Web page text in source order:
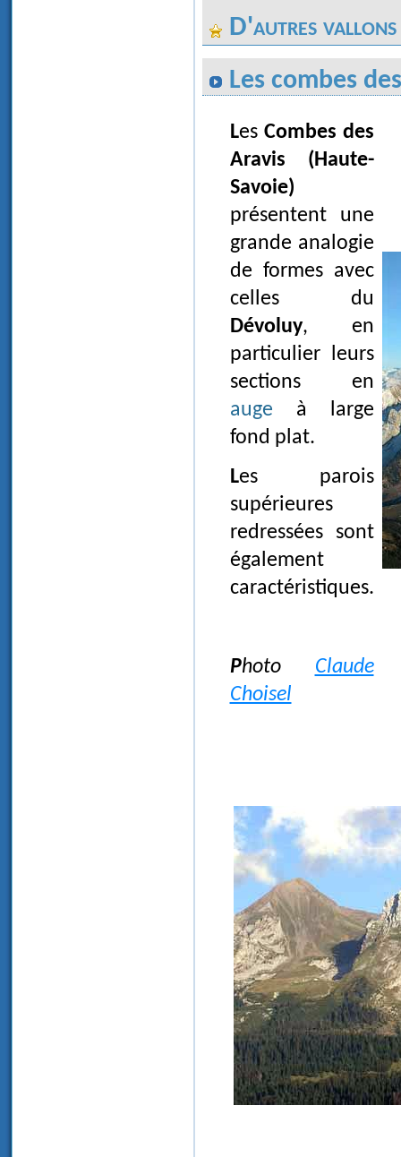
D'autres vallons
Les combes
Les Combes des
Aravis (Haute-
Savoie)
présentent une
grande analogie
de formes avec
celles du
Dévoluy, en
particulier leurs
sections en
auge à large
fond plat.
Les parois
supérieures
redressées sont
également
caractéristiques.
Photo Claude
Choisel